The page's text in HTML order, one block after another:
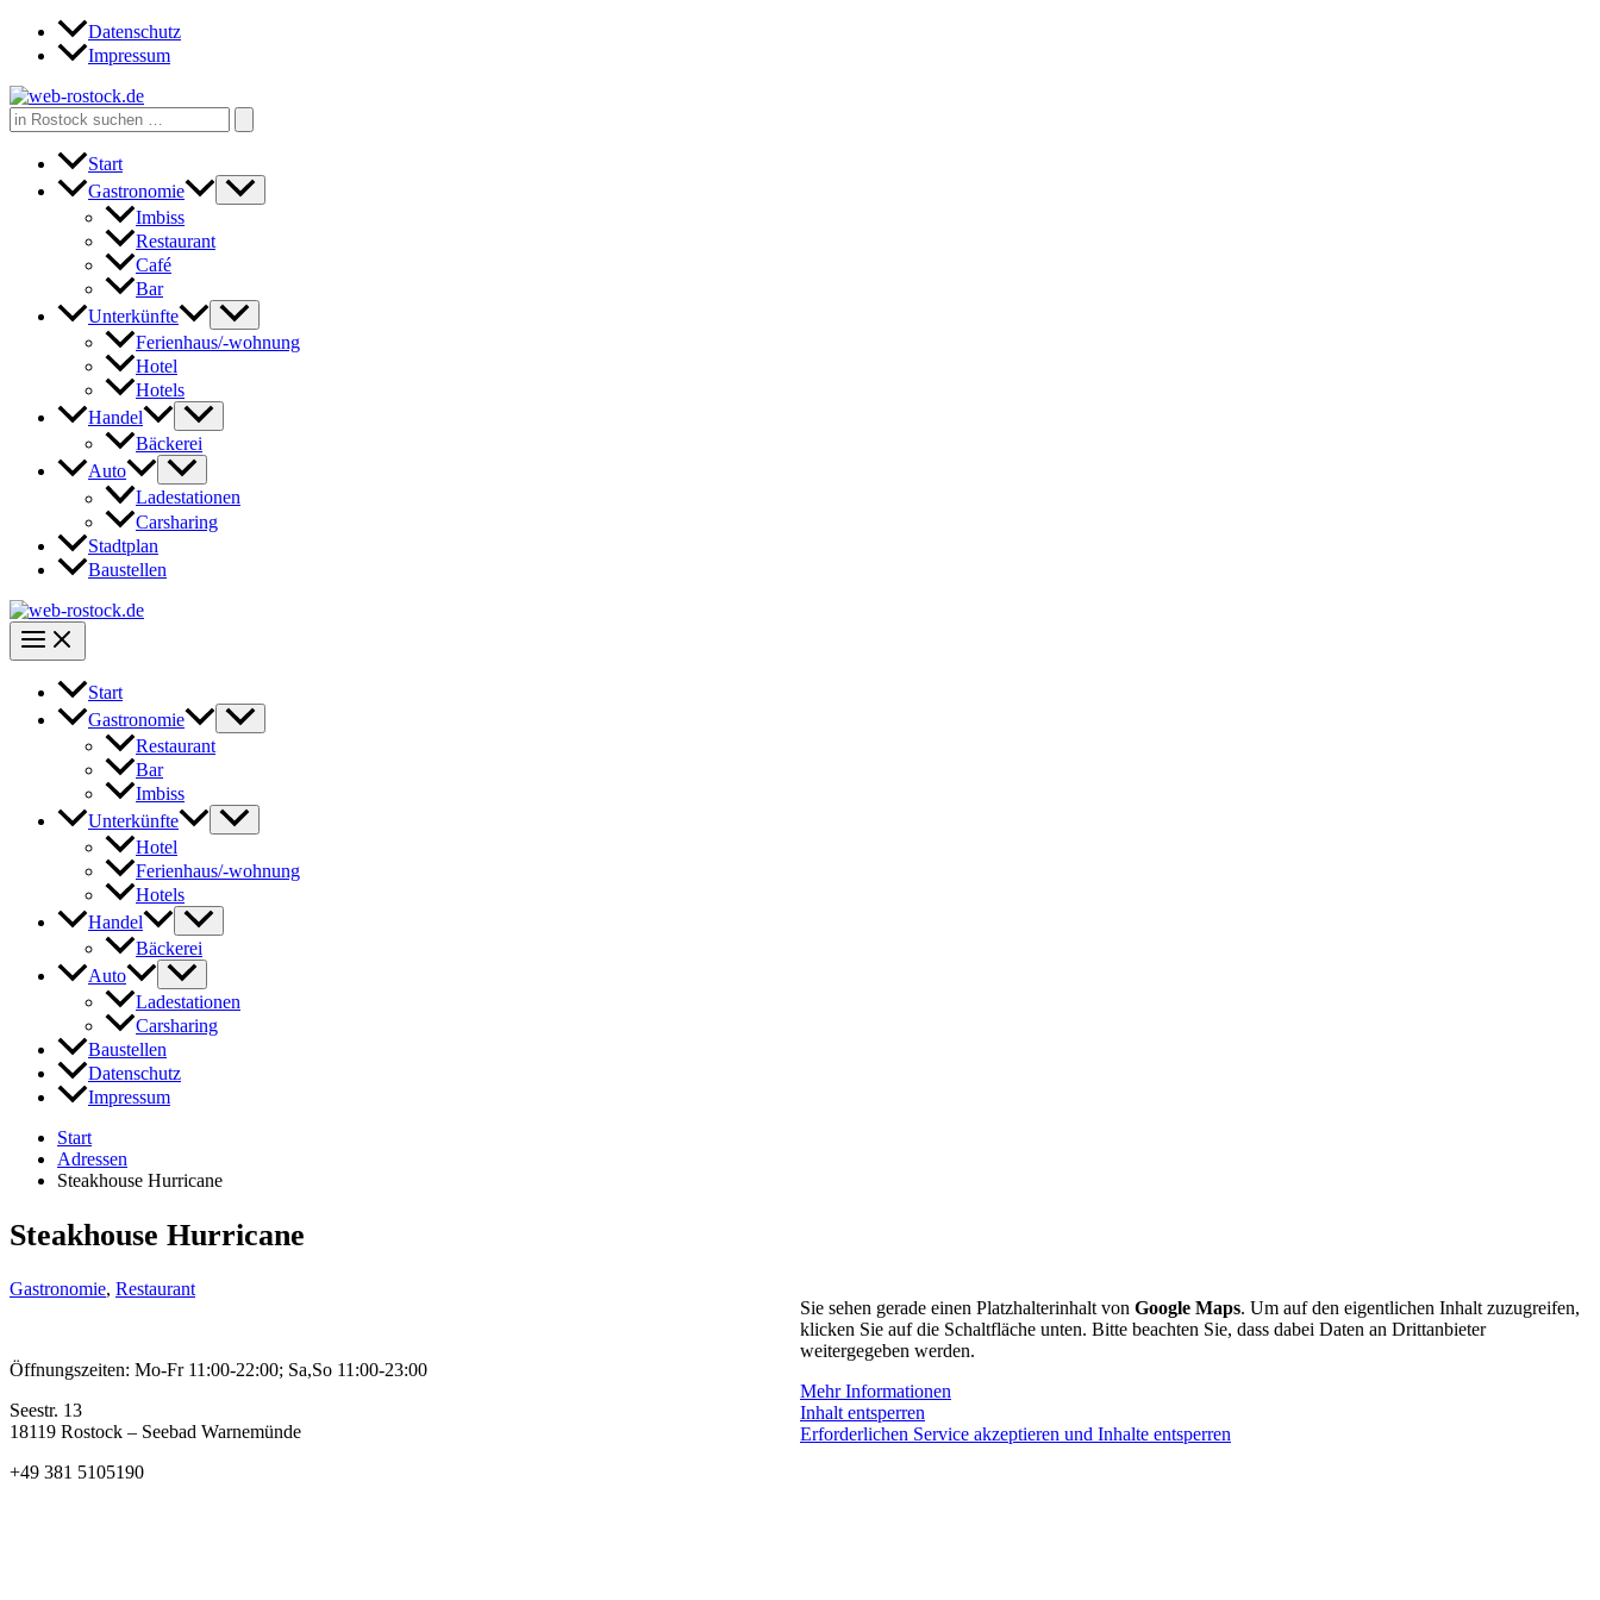
Zum
Inhalt
Datenschutz
Impressum
Search
for:
Start
Gastronomie
Imbiss
Restaurant
Café
Bar
Unterkünfte
Ferienhaus/-wohnung
Hotel
Hotels
Handel
Bäckerei
Auto
Ladestationen
Carsharing
Stadtplan
Baustellen
Start
Gastronomie
Restaurant
Bar
Imbiss
Unterkünfte
Hotel
Ferienhaus/-wohnung
Hotels
Handel
Bäckerei
Auto
Ladestationen
Carsharing
Baustellen
Datenschutz
Impressum
Start
Adressen
Steakhouse Hurricane
Steakhouse Hurricane
Gastronomie, Restaurant
Öffnungszeiten: Mo-Fr 11:00-22:00; Sa,So 11:00-23:00
Seestr. 13
18119 Rostock – Seebad Warnemünde
+49 381 5105190
Sie sehen gerade einen Platzhalterinhalt von Google Maps. Um auf den eigentlichen Inhalt zuzugreifen,
klicken Sie auf die Schaltfläche unten. Bitte beachten Sie, dass dabei Daten an Drittanbieter
weitergegeben werden.
Mehr Informationen
Inhalt entsperren
Erforderlichen Service akzeptieren und Inhalte entsperren